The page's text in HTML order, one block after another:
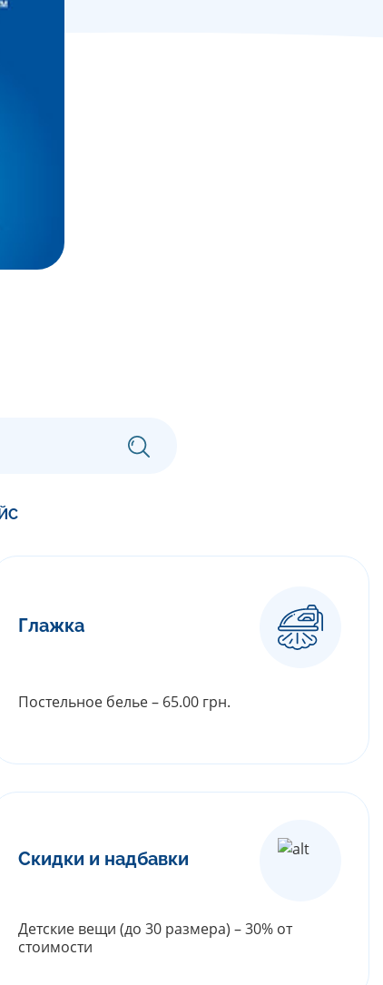
Глажка
Постельное белье – 65.00 грн.
Скидки и надбавки
Детские вещи (до 30 размера) – 30% от
стоимости